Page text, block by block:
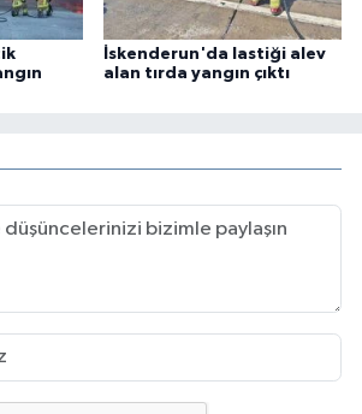
İskenderun'da lastiği alev
alan tırda yangın çıktı